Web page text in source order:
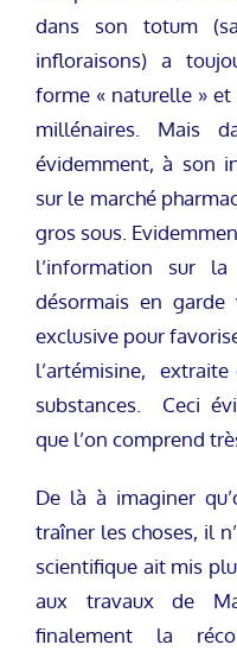
dans son totum
infloraisons) a
forme « naturelle »
millénaires. Mais
évidemment, à son
sur le marché
gros sous.
l’information sur
désormais en
exclusive pour
l’artémisine, extraite
substances. Ceci
que l’on comprend
De là à imaginer
traîner les choses, il
scientifique ait mis
aux travaux de
finalement la